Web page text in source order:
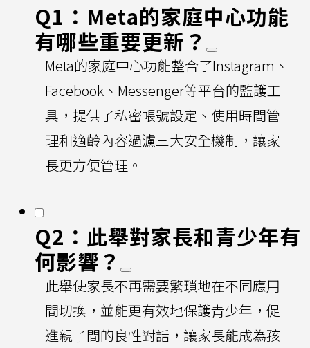
Q1：Meta的家庭中心功能
有哪些重要更新？
Meta的家庭中心功能整合了Instagram、
Facebook、Messenger等平台的監護工
具，提供了私密帳號設定、使用時間管
理和適齡內容過濾三大安全機制，讓家
長更方便管理。
Q2：此舉對家長和青少年有
何影響？
此舉使家長不再需要繁瑣地在不同應用
間切換，並能更有效地保護青少年，促
進親子間的良性對話，讓家長能成為孩